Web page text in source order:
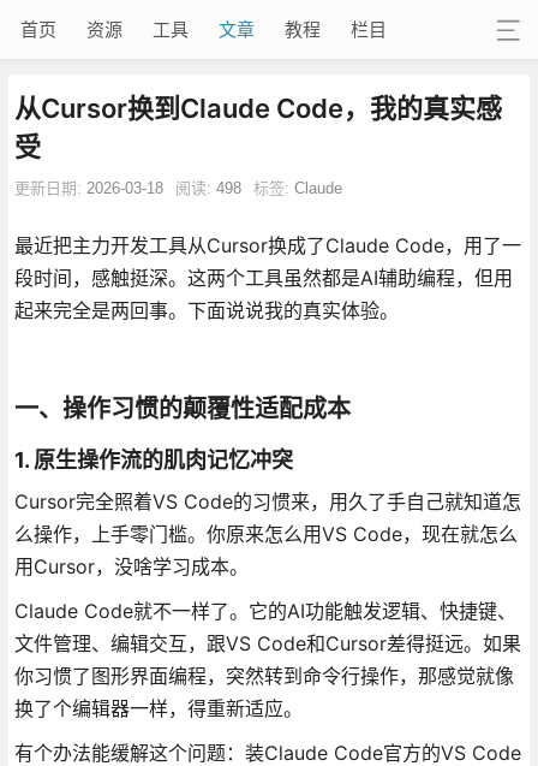
首页 资源 工具 文章 教程 栏目
从Cursor换到Claude Code，我的真实感
受
更新日期: 2026-03-18 阅读: 498 标签: Claude
最近把主力开发工具从Cursor换成了Claude Code，用了一
段时间，感触挺深。这两个工具虽然都是AI辅助编程，但用
起来完全是两回事。下面说说我的真实体验。
一、操作习惯的颠覆性适配成本
1. 原生操作流的肌肉记忆冲突
Cursor完全照着VS Code的习惯来，用久了手自己就知道怎
么操作，上手零门槛。你原来怎么用VS Code，现在就怎么
用Cursor，没啥学习成本。
Claude Code就不一样了。它的AI功能触发逻辑、快捷键、
文件管理、编辑交互，跟VS Code和Cursor差得挺远。如果
你习惯了图形界面编程，突然转到命令行操作，那感觉就像
换了个编辑器一样，得重新适应。
有个办法能缓解这个问题：装Claude Code官方的VS Code